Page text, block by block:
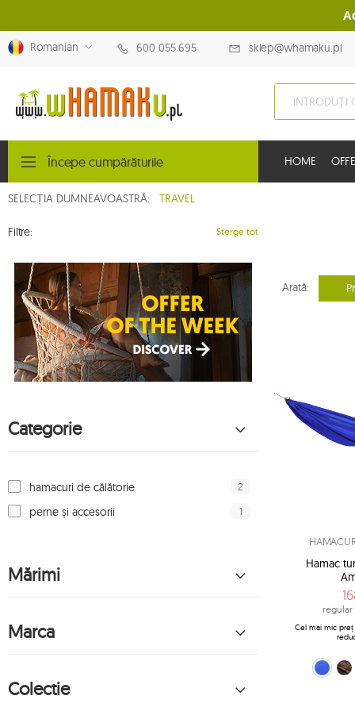
Romanian 600 055 695 sklep@whamaku.pl
Începe cumpărăturile HOME
SELECȚIA DUMNEAVOASTRĂ: TRAVEL
Filtre: Sterge tot
Categorie
hamacuri de călătorie 2
perne și accesorii 1
Mărimi
Marca
Colectie
Arată:
Hamac
regular
Cel mai mic
albastru (Blue)
camo